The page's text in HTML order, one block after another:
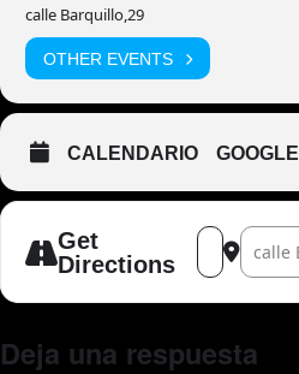
calle Barquillo,29
OTHER EVENTS
CALENDARIO
Get
Directions
Address -
Deja una respuesta